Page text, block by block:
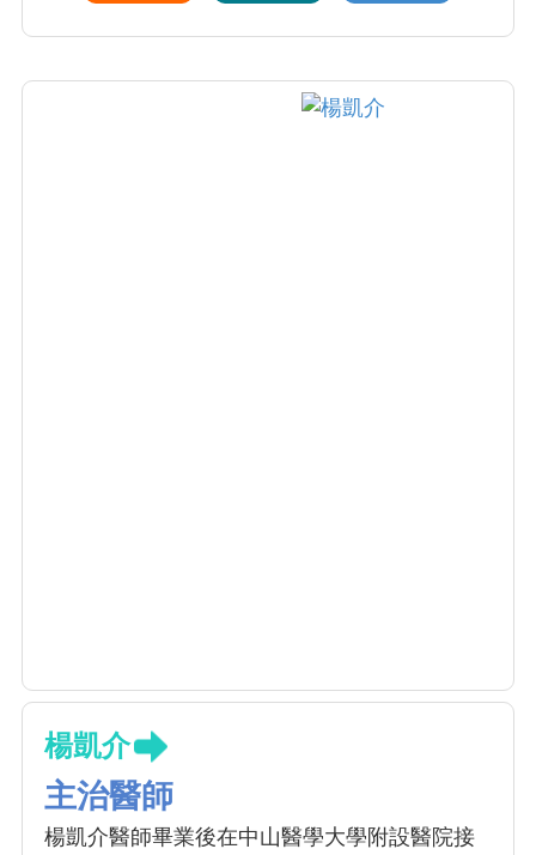
病年鑑、風濕病雜誌等，並因此而參與制定
2015全世界痛風診斷分類準則、2013台灣痛風
楊凱介
主治醫師
楊凱介醫師畢業後在中山醫學大學附設醫院接